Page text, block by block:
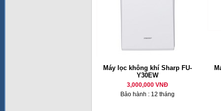
Máy lọc không khí Sharp FU-
Y30EW
3,000,000 VNĐ
Bảo hành : 12 tháng